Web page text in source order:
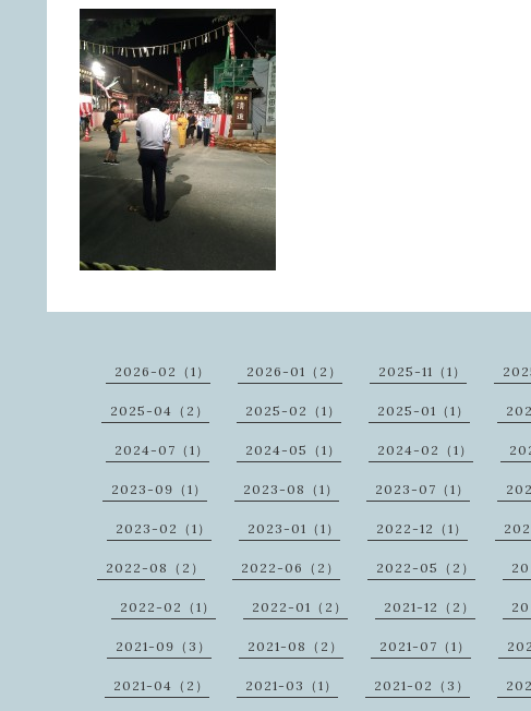
2026-02（1） 2026-01（2） 2025-11（1）
2025-04（2） 2025-02（1） 2025-01（1）
2024-07（1） 2024-05（1） 2024-02（1）
2023-09（1） 2023-08（1） 2023-07（1）
2023-02（1） 2023-01（1） 2022-12（1）
2022-08（2） 2022-06（2） 2022-05（2）
2022-02（1） 2022-01（2） 2021-12（2）
2021-09（3） 2021-08（2） 2021-07（1）
2021-04（2） 2021-03（1） 2021-02（3）